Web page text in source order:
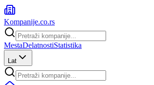
Kompanije.co.rs
MestaDelatnostiStatistika
Lat